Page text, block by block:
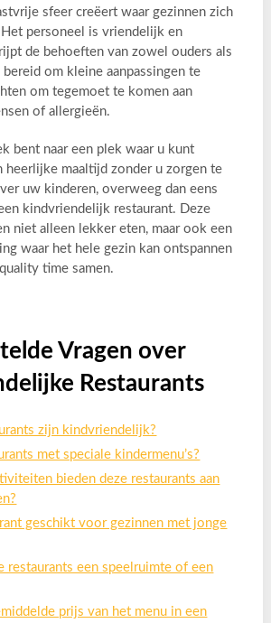
sfeer creëert waar gezinnen zich
personeel is vriendelijk en
de behoeften van zowel ouders als
om kleine aanpassingen te
om tegemoet te komen aan
of allergieën.
bent naar een plek waar u kunt
heerlijke maaltijd zonder u zorgen te
uw kinderen, overweeg dan eens
kindvriendelijk restaurant. Deze
niet alleen lekker eten, maar ook een
waar het hele gezin kan ontspannen
time samen.
Vragen over
Restaurants
zijn kindvriendelijk?
met speciale kindermenu’s?
bieden deze restaurants aan
geschikt voor gezinnen met jonge
restaurants een speelruimte of een
prijs van het menu in een